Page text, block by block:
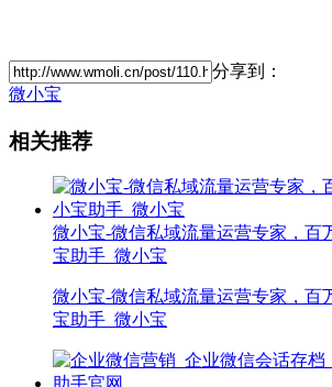
分享到：
微小宝
相关推荐
微小宝-微信私域流量运营专家，百
宝助手_微小宝
微小宝-微信私域流量运营专家，百
宝助手_微小宝